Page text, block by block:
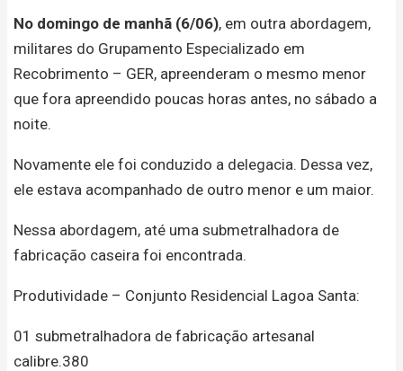
No domingo de manhã (6/06), em outra abordagem,
militares do Grupamento Especializado em
Recobrimento – GER, apreenderam o mesmo menor
que fora apreendido poucas horas antes, no sábado a
noite.
Novamente ele foi conduzido a delegacia. Dessa vez,
ele estava acompanhado de outro menor e um maior.
Nessa abordagem, até uma submetralhadora de
fabricação caseira foi encontrada.
Produtividade – Conjunto Residencial Lagoa Santa:
01 submetralhadora de fabricação artesanal
calibre.380